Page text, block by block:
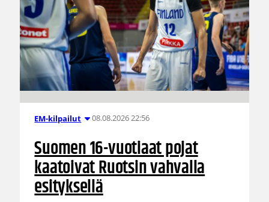
EM-kilpailut 08.08.2026 22:56
Suomen 16-vuotiaat pojat
kaatoivat Ruotsin vahvalla
esityksellä